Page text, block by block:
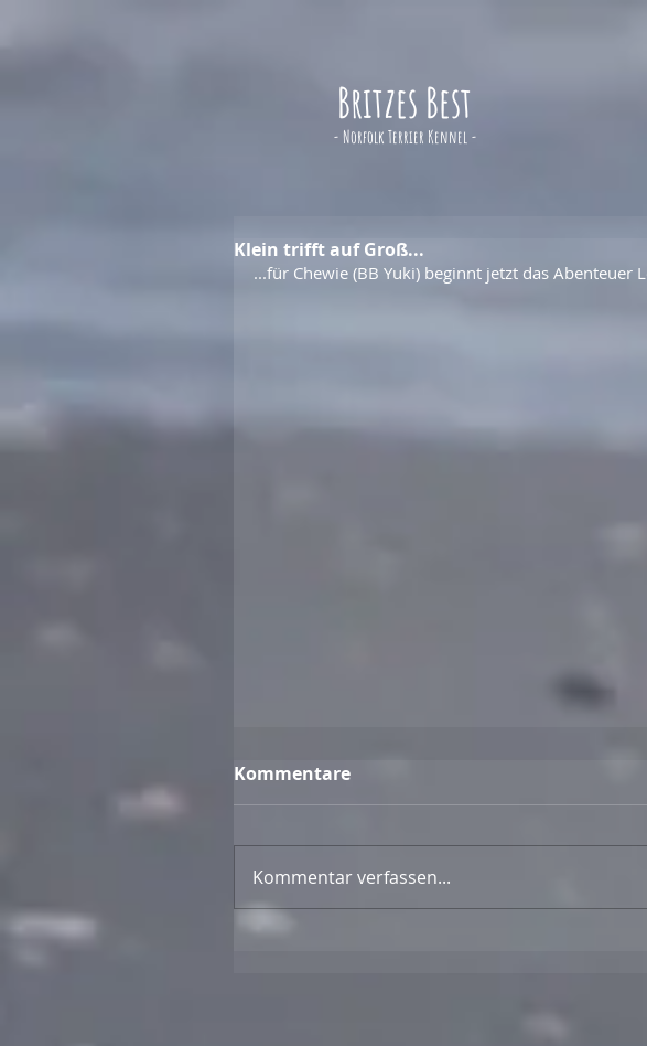
Britzes Best
- Norfolk Terrier Kennel -
Klein trifft auf Groß...
...für Chewie (BB Yuki) beginnt jetzt das Abenteuer
Kommentare
Kommentar verfassen...